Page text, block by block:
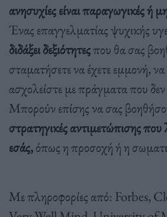
ανησυχίες είναι παραγωγικές ή
Ένας επαγγελματίας ψυχικής
διδάξει δεξιότητεςπου θα σας
σταματήσετε να έχετε εμμονή,
ασχολείστε με πράγματα που δεν
Μπορούν επίσης να σας
στρατηγικές αντιμετώπισης που
εσάς,όπως η προσοχή ή η
Με πληροφορίες από: Forbes,